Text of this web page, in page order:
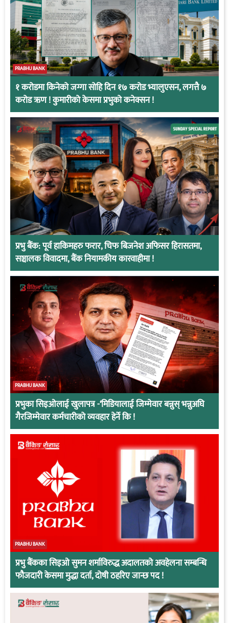
PRABHU BANK
१ करोडमा किनेको जग्गा सोहि दिन १७ करोड भ्यालुएसन, लगत्तै ७
करोड ऋण ! कुमारीको केसमा प्रभुको कनेक्सन !
प्रभु बैंक: पूर्व हाकिमहरु फरार, चिफ बिजनेश अफिसर हिरासतमा,
सञ्चालक विवादमा, बैंक नियामकीय कारवाहीमा !
PRABHU BANK
प्रभुका सिइओलाई खुलापत्र -‘मिडियालाई जिम्मेवार बन्नुस् भन्नुअघि
गैरजिम्मेवार कर्मचारीको व्यवहार हेर्ने कि !
PRABHU BANK
प्रभु बैंकका सिइओ सुमन शर्माविरुद्ध अदालतको अवहेलना सम्बन्धि
फौजदारी केसमा मुद्धा दर्ता, दोषी ठहरिए जान्छ पद !